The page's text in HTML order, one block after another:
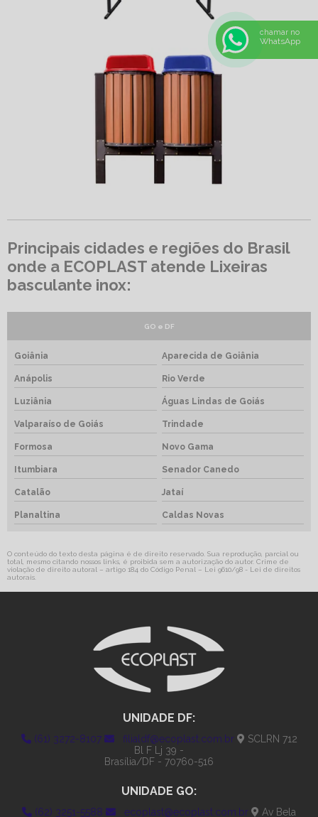
Principais cidades e regiões do Brasil
onde a ECOPLAST atende Lixeiras
basculante inox:
GO e DF
Goiânia Aparecida de Goiânia
Anápolis Rio Verde
Luziânia Águas Lindas de Goiás
Valparaíso de Goiás Trindade
Formosa Novo Gama
Itumbiara Senador Canedo
Catalão Jataí
Planaltina Caldas Novas
O conteúdo do texto desta página é de direito reservado. Sua reprodução, parcial ou
total, mesmo citando nossos links, é proibida sem a autorização do autor. Crime de
violação de direito autoral – artigo 184 do Código Penal – Lei 9610/98 - Lei de direitos
autorais
UNIDADE DF:
(61) 3272-8107 filialdf@ecoplast.com.br
SCLRN 712
Bl F Lj 39 -
Brasília/DF - 70760-516
UNIDADE GO:
(62) 3251-5588 ecoplast@ecoplast.com.br Av Bela
chamar no
WhatsApp